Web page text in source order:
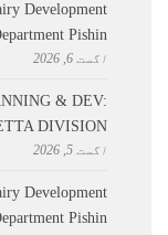
Development
Pishin
اگست 6, 2026
& DEV:
DIVISION
اگست 5, 2026
Development
Pishin